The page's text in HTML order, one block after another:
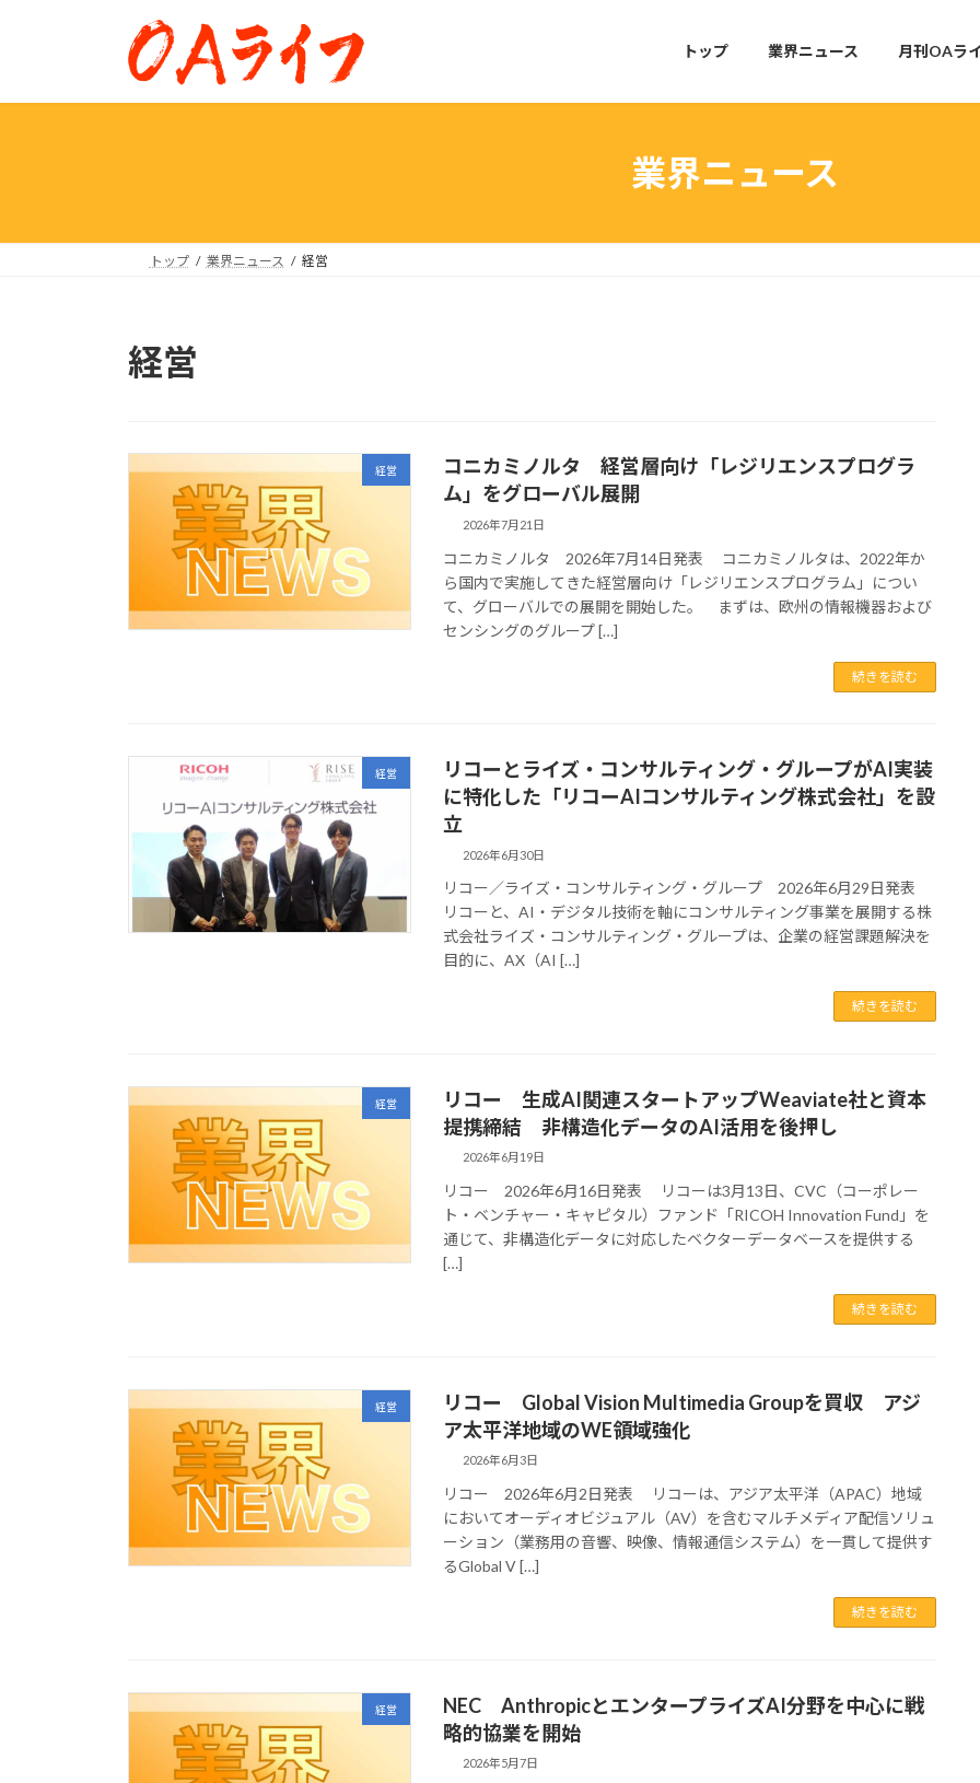
プ
動
トップ 業界ニュース 月刊OAラ
業界ニュース
トップ 業界ニュース 経営
経営
経営
コニカミノルタ 経営層向け「レジリエンスプログラ
ム」をグローバル展開
2026年7月21日
コニカミノルタ 2026年7月14日発表 コニカミノルタは、2022年か
ら国内で実施してきた経営層向け「レジリエンスプログラム」につい
て、グローバルでの展開を開始した。 まずは、欧州の情報機器および
センシングのグループ […]
続きを読む
経営
リコーとライズ・コンサルティング・グループがAI実装
に特化した「リコーAIコンサルティング株式会社」を設
立
2026年6月30日
リコー／ライズ・コンサルティング・グループ 2026年6月29日発表
リコーと、AI・デジタル技術を軸にコンサルティング事業を展開する株
式会社ライズ・コンサルティング・グループは、企業の経営課題解決を
目的に、AX（AI […]
続きを読む
経営
リコー 生成AI関連スタートアップWeaviate社と資本
提携締結 非構造化データのAI活用を後押し
2026年6月19日
リコー 2026年6月16日発表 リコーは3月13日、CVC（コーポレー
ト・ベンチャー・キャピタル）ファンド「RICOH Innovation Fund」を
通じて、非構造化データに対応したベクターデータベースを提供する
[…]
続きを読む
経営
リコー Global Vision Multimedia Groupを買収 アジ
ア太平洋地域のWE領域強化
2026年6月3日
リコー 2026年6月2日発表 リコーは、アジア太平洋（APAC）地域
においてオーディオビジュアル（AV）を含むマルチメディア配信ソリュ
ーション（業務用の音響、映像、情報通信システム）を一貫して提供す
るGlobal V […]
続きを読む
経営
NEC AnthropicとエンタープライズAI分野を中心に戦
略的協業を開始
2026年5月7日